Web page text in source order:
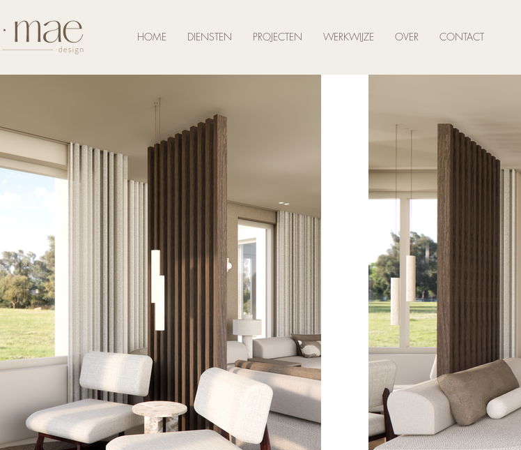
HOME DIENSTEN PROJECTEN WERKWIJZE OVER CONTACT